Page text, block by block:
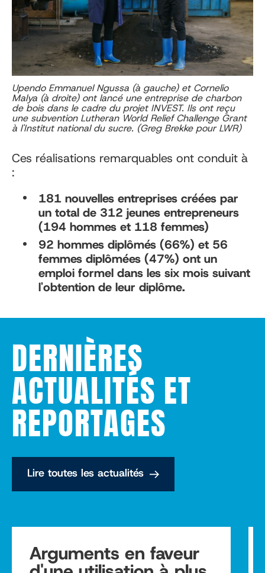
Upendo Emmanuel Ngussa (à gauche) et Cornelio
Malya (à droite) ont lancé une entreprise de charbon
de bois dans le cadre du projet INVEST. Ils ont reçu
une subvention Lutheran World Relief Challenge Grant
à l'Institut national du sucre. (Greg Brekke pour LWR)
Ces réalisations remarquables ont conduit à
:
181 nouvelles entreprises créées par
un total de 312 jeunes entrepreneurs
(194 hommes et 118 femmes)
92 hommes diplômés (66%) et 56
femmes diplômées (47%) ont un
emploi formel dans les six mois suivant
l'obtention de leur diplôme.
DERNIÈRES
ACTUALITÉS ET
REPORTAGES
Lire toutes les actualités
Arguments en faveur